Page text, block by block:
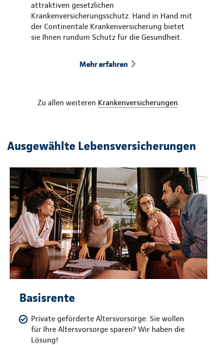
attraktiven gesetzlichen
Krankenversicherungsschutz. Hand in Hand mit
der Continentale Krankenversicherung bietet
sie Ihnen rundum Schutz für die Gesundheit.
Mehr erfahren
Zu allen weiteren Krankenversicherungen.
Ausgewählte Lebensversicherungen
Basisrente
Private geförderte Altersvorsorge: Sie wollen
für Ihre Altersvorsorge sparen? Wir haben die
Lösung!